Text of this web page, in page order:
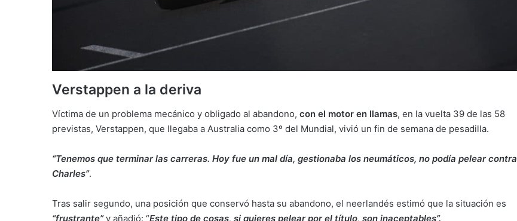
Verstappen a la deriva
Víctima de un problema mecánico y obligado al abandono, con el motor en llamas, en la vuelta 39 de las 58
previstas, Verstappen, que llegaba a Australia como 3º del Mundial, vivió un fin de semana de pesadilla.
“Tenemos que terminar las carreras. Hoy fue un mal día, gestionaba los neumáticos, no podía pelear contra
Charles”.
Tras salir segundo, una posición que conservó hasta su abandono, el neerlandés estimó que la situación es
“frustrante”y añadió: “Este tipo de cosas, si quieres pelear por el título, son inaceptables”.